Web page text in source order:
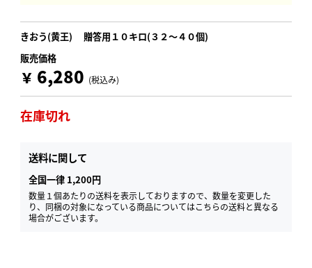
きおう(黄王) 贈答用１０キロ(３２〜４０個)
販売価格
￥ 6,280 (税込み)
在庫切れ
送料に関して
全国一律 1,200円
数量１個あたりの送料を表示しておりますので、数量を変更した
り、同梱の対象になっている商品についてはこちらの送料と異なる
場合がございます。